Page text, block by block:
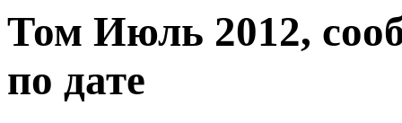
Том Июль 2012,
по дате